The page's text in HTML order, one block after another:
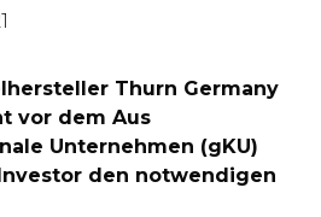
Thurn Germany
vor dem Aus
Unternehmen (gKU)
den notwendigen